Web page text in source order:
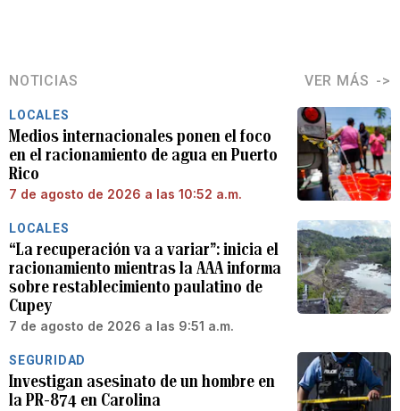
NOTICIAS VER MÁS
LOCALES
Medios internacionales ponen el foco
en el racionamiento de agua en Puerto
Rico
7 de agosto de 2026 a las 10:52 a.m.
LOCALES
“La recuperación va a variar”: inicia el
racionamiento mientras la AAA informa
sobre restablecimiento paulatino de
Cupey
7 de agosto de 2026 a las 9:51 a.m.
SEGURIDAD
Investigan asesinato de un hombre en
la PR-874 en Carolina